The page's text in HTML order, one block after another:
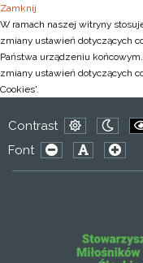
Zamknij
W ramach naszej witryny
zmiany ustawień dotyczących
Państwa urządzeniu
zmiany ustawień dotyczących
Cookies'.
Contrast
Default
mode
Night
mode
Font